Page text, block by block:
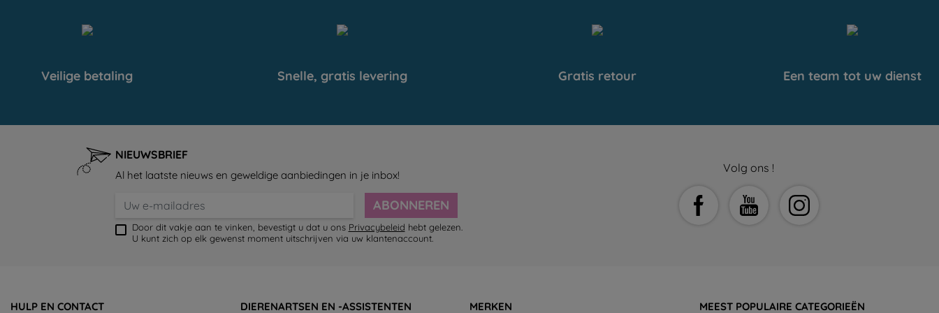
Veilige betaling Snelle, gratis levering Gratis retour Een team tot uw dienst
NIEUWSBRIEF
Al het laatste nieuws en geweldige aanbiedingen in je inbox!
ABONNEREN
Door dit vakje aan te vinken, bevestigt u dat u ons Privacybeleid hebt gelezen.
U kunt zich op elk gewenst moment uitschrijven via uw klantenaccount.
Volg ons !
HULP EN CONTACT DIERENARTSEN EN -ASSISTENTEN MERKEN MEEST POPULAIRE CATEGORIEËN